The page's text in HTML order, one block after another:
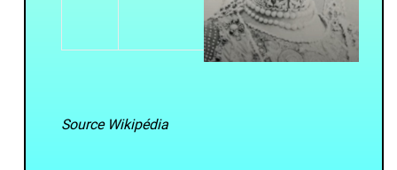
Source Wikipédia